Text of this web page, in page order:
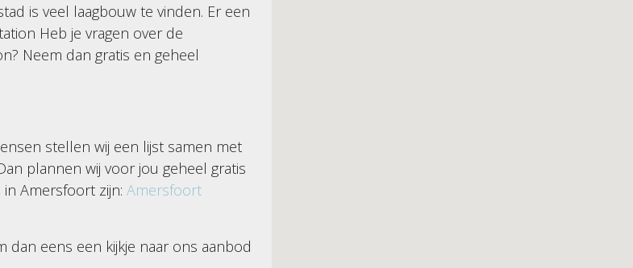
is veel laagbouw te vinden. Er een
Heb je vragen over de
Neem dan gratis en geheel
stellen wij een lijst samen met
plannen wij voor jou geheel gratis
Amersfoort zijn: Amersfoort
eens een kijkje naar ons aanbod